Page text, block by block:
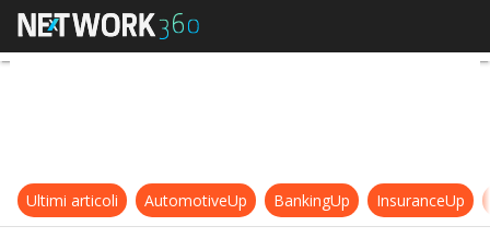
Francesco Agostinis
Ultimi articoli AutomotiveUp BankingUp InsuranceUp